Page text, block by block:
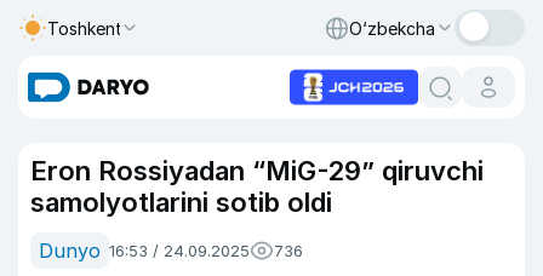
Toshkent O‘zbekcha
Eron Rossiyadan “MiG-29” qiruvchi
samolyotlarini sotib oldi
Dunyo 16:53 / 24.09.2025 736